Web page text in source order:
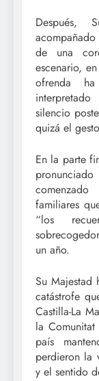
Después,
de una
escenario,
ofrenda
silencio
quizá el
En la parte
familiares
“los
un año.
Su Majestad
catástrofe
Castilla-La
la
país
perdieron la
y el sentido